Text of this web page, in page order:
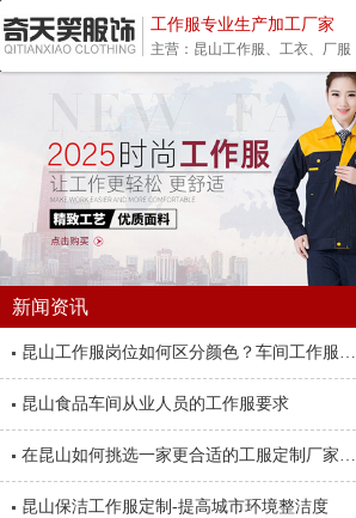
工作服专业生产加工厂家
主营：昆山工作服、工衣、厂服
新闻资讯
昆山工作服岗位如何区分颜色？车间工作服…
昆山食品车间从业人员的工作服要求
在昆山如何挑选一家更合适的工服定制厂家…
昆山保洁工作服定制-提高城市环境整洁度